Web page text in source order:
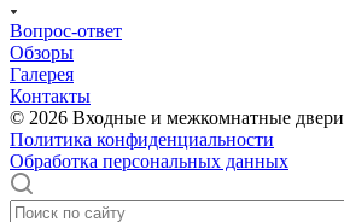
Вопрос-ответ
Обзоры
Галерея
Контакты
© 2026 Входные и межкомнатные двери
Политика конфиденциальности
Обработка персональных данных